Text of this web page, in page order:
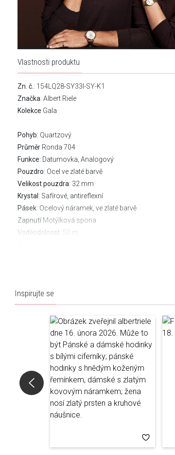
Vlastnosti produktu
Zn. č. : 154LQ28-SY33I-SY-K1
Značka: Albert Riele
Kolekce Gala
Pohyb: Quartzový
Průměr Ronda 704
Funkce: Datumovka, Analogový
Pouzdro: Ocel ve zlaté barvě
Velikost pouzdra: 32 mm
Krystal: Safírové, antireflexní
Pásek: Ocelový náramek, ve zlaté barvě
Zapnutí Motýlková spona
Voděodolnost: 50 m
Inspirujte se